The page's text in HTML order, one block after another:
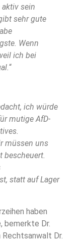
sein
sehr gute
Wenn
ich bei
“
ich würde
mutige AfD-
müssen uns
bescheuert.
statt auf Lager
haben
bemerkte Dr.
Rechtsanwalt Dr.